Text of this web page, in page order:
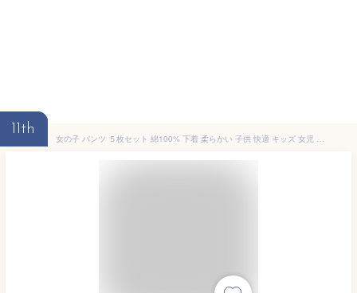
11th
女の子 パンツ ５枚セット 綿100% 下着 柔らかい 子供 快適 キッズ 女児 幼稚園 保育園 小学生 女の子 ショーツ 100 110 120 130 (130, フルーツスイーツ柄)